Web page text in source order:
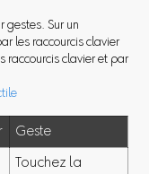
gestes. Sur un
les raccourcis clavier
raccourcis clavier et par
Geste
Touchez la